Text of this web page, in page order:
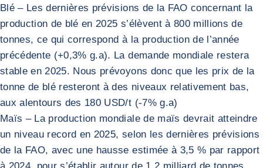
Blé – Les dernières prévisions de la FAO concernant la
production de blé en 2025 s’élèvent à 800 millions de
tonnes, ce qui correspond à la production de l’année
précédente (+0,3% g.a). La demande mondiale restera
stable en 2025. Nous prévoyons donc que les prix de la
tonne de blé resteront à des niveaux relativement bas,
aux alentours des 180 USD/t (-7% g.a)
Maïs – La production mondiale de maïs devrait atteindre
un niveau record en 2025, selon les dernières prévisions
de la FAO, avec une hausse estimée à 3,5 % par rapport